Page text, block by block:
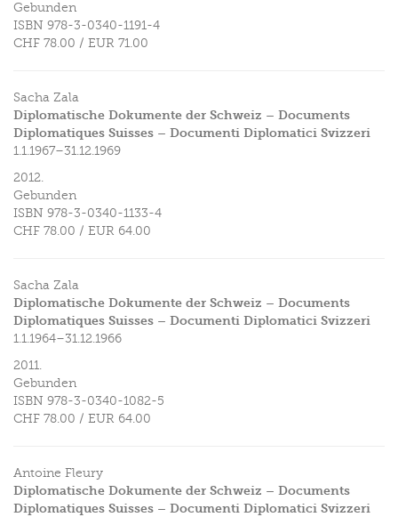
Gebunden
ISBN 978-3-0340-1191-4
CHF 78.00 / EUR 71.00
Sacha Zala
Diplomatische Dokumente der Schweiz – Documents
Diplomatiques Suisses – Documenti Diplomatici Svizzeri
1.1.1967–31.12.1969
2012.
Gebunden
ISBN 978-3-0340-1133-4
CHF 78.00 / EUR 64.00
Sacha Zala
Diplomatische Dokumente der Schweiz – Documents
Diplomatiques Suisses – Documenti Diplomatici Svizzeri
1.1.1964–31.12.1966
2011.
Gebunden
ISBN 978-3-0340-1082-5
CHF 78.00 / EUR 64.00
Antoine Fleury
Diplomatische Dokumente der Schweiz – Documents
Diplomatiques Suisses – Documenti Diplomatici Svizzeri